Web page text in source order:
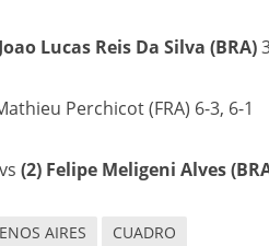
Joao Lucas Reis Da Silva (BRA)
Perchicot (FRA) 6-3, 6-1
(2) Felipe Meligeni Alves
AIRES CUADRO